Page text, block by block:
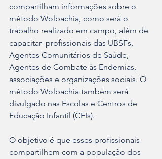
compartilham informações sobre o
método Wolbachia, como será o
trabalho realizado em campo, além de
capacitar  profissionais das UBSFs,
Agentes Comunitários de Saúde,
Agentes de Combate às Endemias,
associações e organizações sociais. O
método Wolbachia também será
divulgado nas Escolas e Centros de
Educação Infantil (CEIs).
O objetivo é que esses profissionais
compartilhem com a população dos